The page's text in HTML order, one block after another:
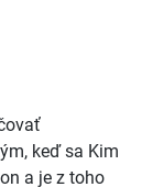
keď sa Kim
a je z toho